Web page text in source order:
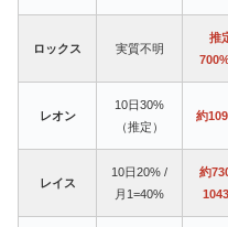
ロックス 実質不明
推
レオン
10日30%
（推定）
約
レイス
10日20% /
月1=40%
約